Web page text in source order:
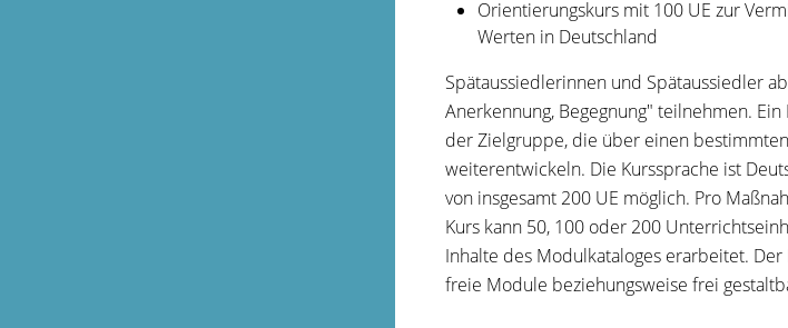
Orientierungskurs mit 100 UE zur
Werten in Deutschland
Spätaussiedlerinnen und Spätaussiedler
Anerkennung, Begegnung" teilnehmen.
der Zielgruppe, die über einen
weiterentwickeln. Die Kurssprache ist
von insgesamt 200 UE möglich. Pro
Kurs kann 50, 100 oder 200
Inhalte des Modulkataloges erarbeitet.
freie Module beziehungsweise frei